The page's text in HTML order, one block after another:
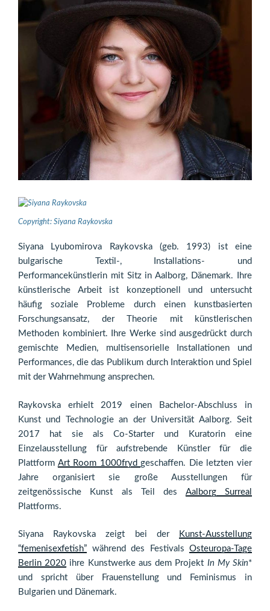
Copyright: Siyana Raykovska
Siyana Lyubomirova Raykovska (geb. 1993) ist eine
bulgarische Textil-, Installations- und
Performancekünstlerin mit Sitz in Aalborg, Dänemark. Ihre
künstlerische Arbeit ist konzeptionell und untersucht
häufig soziale Probleme durch einen kunstbasierten
Forschungsansatz, der Theorie mit künstlerischen
Methoden kombiniert. Ihre Werke sind ausgedrückt durch
gemischte Medien, multisensorielle Installationen und
Performances, die das Publikum durch Interaktion und Spiel
mit der Wahrnehmung ansprechen.
Raykovska erhielt 2019 einen Bachelor-Abschluss in
Kunst und Technologie an der Universität Aalborg. Seit
2017 hat sie als Co-Starter und Kuratorin eine
Einzelausstellung für aufstrebende Künstler für die
Plattform Art Room 1000frydgeschaffen. Die letzten vier
Jahre organisiert sie große Ausstellungen für
zeitgenössische Kunst als Teil des Aalborg Surreal
Plattforms.
Siyana Raykovska zeigt bei der
Kunst-Ausstellung
“femenisexfetish” während des Festivals Osteuropa-Tage
Berlin 2020 ihre Kunstwerke aus dem Projekt In My Skin*
und spricht über Frauenstellung und Feminismus in
Bulgarien und Dänemark.